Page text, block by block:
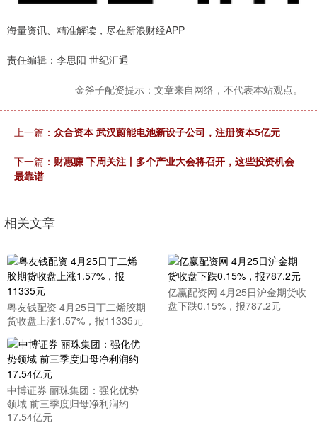
海量资讯、精准解读，尽在新浪财经APP
责任编辑：李思阳 世纪汇通
金斧子配资提示：文章来自网络，不代表本站观点。
上一篇： 众合资本 武汉蔚能电池新设子公司，注册资本5亿元
下一篇： 财惠赚 下周关注丨多个产业大会将召开，这些投资机会
最靠谱
相关文章
粤友钱配资 4月25日丁二烯胶期
货收盘上涨1.57%，报11335元
亿赢配资网 4月25日沪金期货收
盘下跌0.15%，报787.2元
中博证券 丽珠集团：强化优势
领域 前三季度归母净利润约
17.54亿元